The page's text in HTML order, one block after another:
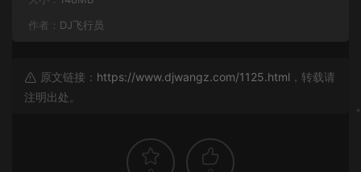
作者： DJ飞行员
原文链接： https://www.djwangz.com/1125.html ，转载请
注明出处。